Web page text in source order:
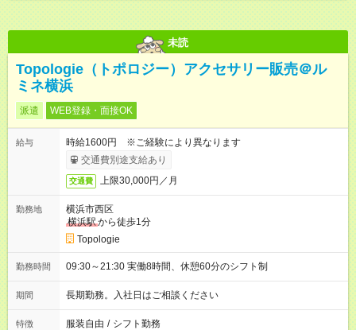
未読
Topologie（トポロジー）アクセサリー販売＠ル
ミネ横浜
派遣 WEB登録・面接OK
給与
時給1600円 ※ご経験により異なります
交通費別途支給あり
交通費 上限30,000円／月
勤務地
横浜市西区
横浜駅から徒歩1分
Topologie
勤務時間 09:30～21:30 実働8時間、休憩60分のシフト制
期間 長期勤務。入社日はご相談ください
特徴 服装自由 / シフト勤務